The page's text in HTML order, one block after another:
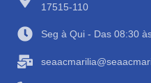
17515-110
Seg à Qui - Das 08:30